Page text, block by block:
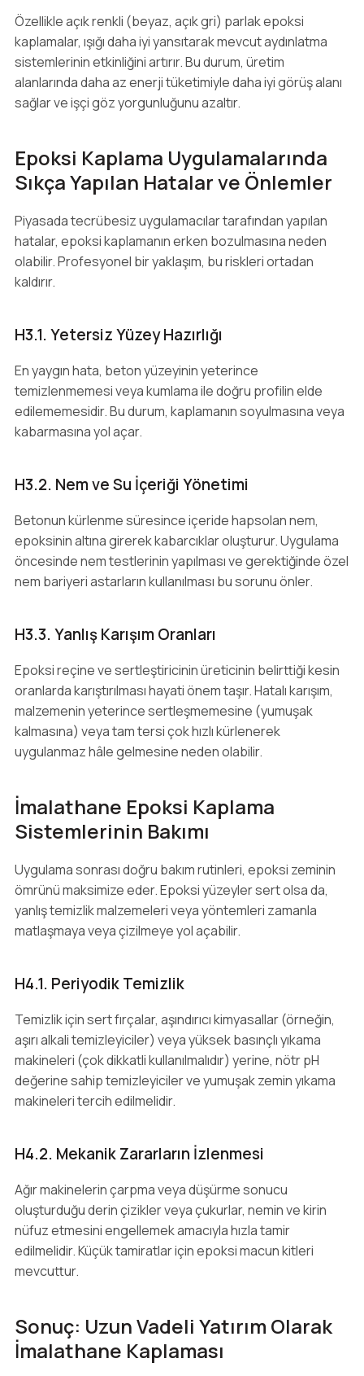
Özellikle açık renkli (beyaz, açık gri) parlak epoksi
kaplamalar, ışığı daha iyi yansıtarak mevcut aydınlatma
sistemlerinin etkinliğini artırır. Bu durum, üretim
alanlarında daha az enerji tüketimiyle daha iyi görüş alanı
sağlar ve işçi göz yorgunluğunu azaltır.
Epoksi Kaplama Uygulamalarında
Sıkça Yapılan Hatalar ve Önlemler
Piyasada tecrübesiz uygulamacılar tarafından yapılan
hatalar, epoksi kaplamanın erken bozulmasına neden
olabilir. Profesyonel bir yaklaşım, bu riskleri ortadan
kaldırır.
H3.1. Yetersiz Yüzey Hazırlığı
En yaygın hata, beton yüzeyinin yeterince
temizlenmemesi veya kumlama ile doğru profilin elde
edilememesidir. Bu durum, kaplamanın soyulmasına veya
kabarmasına yol açar.
H3.2. Nem ve Su İçeriği Yönetimi
Betonun kürlenme süresince içeride hapsolan nem,
epoksinin altına girerek kabarcıklar oluşturur. Uygulama
öncesinde nem testlerinin yapılması ve gerektiğinde özel
nem bariyeri astarların kullanılması bu sorunu önler.
H3.3. Yanlış Karışım Oranları
Epoksi reçine ve sertleştiricinin üreticinin belirttiği kesin
oranlarda karıştırılması hayati önem taşır. Hatalı karışım,
malzemenin yeterince sertleşmemesine (yumuşak
kalmasına) veya tam tersi çok hızlı kürlenerek
uygulanmaz hâle gelmesine neden olabilir.
İmalathane Epoksi Kaplama
Sistemlerinin Bakımı
Uygulama sonrası doğru bakım rutinleri, epoksi zeminin
ömrünü maksimize eder. Epoksi yüzeyler sert olsa da,
yanlış temizlik malzemeleri veya yöntemleri zamanla
matlaşmaya veya çizilmeye yol açabilir.
H4.1. Periyodik Temizlik
Temizlik için sert fırçalar, aşındırıcı kimyasallar (örneğin,
aşırı alkali temizleyiciler) veya yüksek basınçlı yıkama
makineleri (çok dikkatli kullanılmalıdır) yerine, nötr pH
değerine sahip temizleyiciler ve yumuşak zemin yıkama
makineleri tercih edilmelidir.
H4.2. Mekanik Zararların İzlenmesi
Ağır makinelerin çarpma veya düşürme sonucu
oluşturduğu derin çizikler veya çukurlar, nemin ve kirin
nüfuz etmesini engellemek amacıyla hızla tamir
edilmelidir. Küçük tamiratlar için epoksi macun kitleri
mevcuttur.
Sonuç: Uzun Vadeli Yatırım Olarak
İmalathane Kaplaması